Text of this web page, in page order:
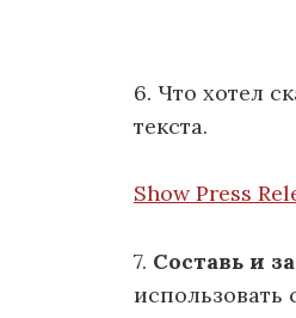
6. Что хотел
текста.
Show Press
7. Составь и
использовать